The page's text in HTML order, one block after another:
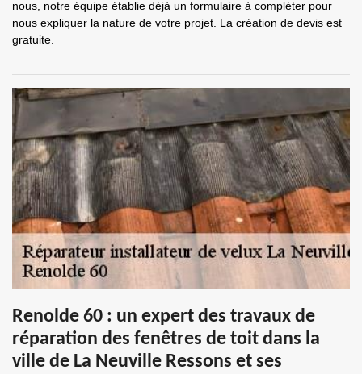
nous, notre équipe établie déjà un formulaire à compléter pour
nous expliquer la nature de votre projet. La création de devis est
gratuite.
Renolde 60 : un expert des travaux de
réparation des fenêtres de toit dans la
ville de La Neuville Ressons et ses